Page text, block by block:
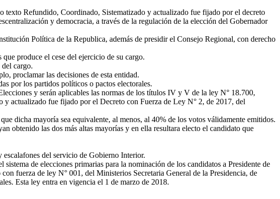
Refundido, Coordinado, Sistematizado y actualizado fue fijado por el decreto
y democracia, a través de la regulación de la elección del Gobernador
Política de la Republica, además de presidir el Consejo Regional, con derecho
produce el cese del ejercicio de su cargo.
cargo.
proclamar las decisiones de esta entidad.
por los partidos políticos o pactos electorales.
y serán aplicables las normas de los títulos IV y V de la ley N° 18.700,
actualizado fue fijado por el Decreto con Fuerza de Ley N° 2, de 2017, del
dicha mayoría sea equivalente, al menos, al 40% de los votos válidamente emitidos.
obtenido las dos más altas mayorías y en ella resultara electo el candidato que
del servicio de Gobierno Interior.
de elecciones primarias para la nominación de los candidatos a Presidente de
fuerza de ley N° 001, del Ministerios Secretaria General de la Presidencia, de
Esta ley entra en vigencia el 1 de marzo de 2018.